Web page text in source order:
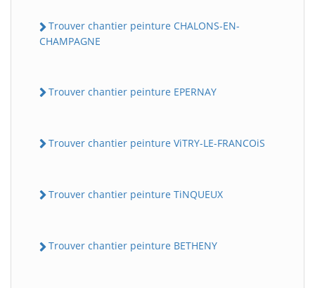
Trouver chantier peinture CHALONS-EN-
CHAMPAGNE
Trouver chantier peinture EPERNAY
Trouver chantier peinture ViTRY-LE-FRANCOiS
Trouver chantier peinture TiNQUEUX
Trouver chantier peinture BETHENY